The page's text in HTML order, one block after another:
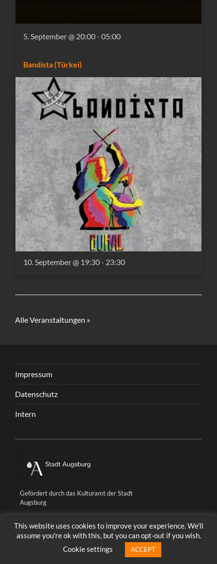
5. September @ 20:00-05:00
Bandista (Türkei)
10. September @ 19:30- 23:30
Alle Veranstaltungen »
Impressum
Datenschutz
Intern
Gefördert durch das Kulturamt der Stadt
Augsburg
BALLONFABRIK FABRIK UNIQUE
This website uses cookies to improve your experience. We'll
assume you're ok with this, but you can opt-out if you wish.
Cookie settings
ACCEPT